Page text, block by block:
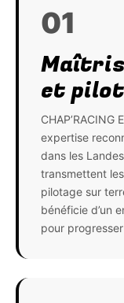
01
et
expertise
dans les
transmettent
pilotage sur
bénéficie d’un
pour